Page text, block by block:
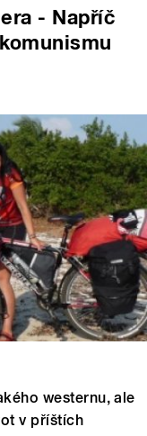
- Napříč
westernu, ale
v příštích